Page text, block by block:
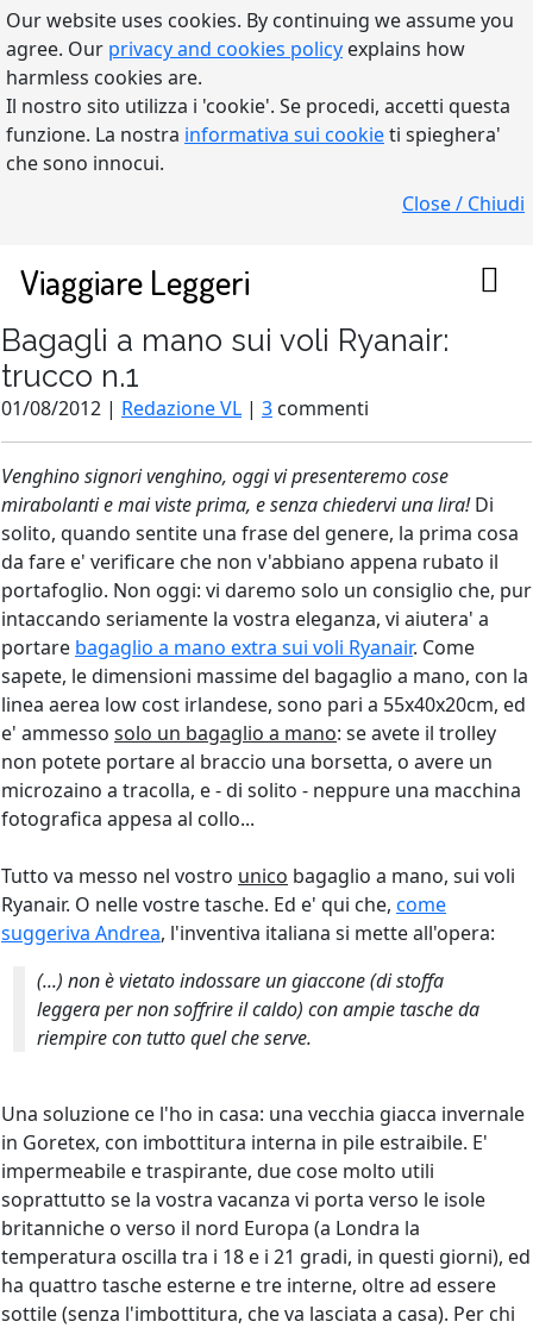
Our website uses cookies. By continuing we assume you
agree. Our privacy and cookies policy explains how
harmless cookies are.
Il nostro sito utilizza i 'cookie'. Se procedi, accetti questa
funzione. La nostra informativa sui cookieti spieghera'
che sono innocui.
Close / Chiudi
Viaggiare Leggeri
Bagagli a mano sui voli Ryanair:
trucco n.1
01/08/2012 | Redazione VL | 3 commenti
Venghino signori venghino, oggi vi presenteremo cose
mirabolanti e mai viste prima, e senza chiedervi una lira!Di
solito, quando sentite una frase del genere, la prima cosa
da fare e' verificare che non v'abbiano appena rubato il
portafoglio. Non oggi: vi daremo solo un consiglio che, pur
intaccando seriamente la vostra eleganza, vi aiutera' a
portare bagaglio a mano extra sui voli Ryanair. Come
sapete, le dimensioni massime del bagaglio a mano, con la
linea aerea low cost irlandese, sono pari a 55x40x20cm, ed
e' ammesso solo un bagaglio a mano: se avete il trolley
non potete portare al braccio una borsetta, o avere un
microzaino a tracolla, e - di solito - neppure una macchina
fotografica appesa al collo...
Tutto va messo nel vostro unico bagaglio a mano, sui voli
Ryanair. O nelle vostre tasche. Ed e' qui che, come
suggeriva Andrea, l'inventiva italiana si mette all'opera:
(...) non è vietato indossare un giaccone (di stoffa
leggera per non soffrire il caldo) con ampie tasche da
riempire con tutto quel che serve.
Una soluzione ce l'ho in casa: una vecchia giacca invernale
in Goretex, con imbottitura interna in pile estraibile. E'
impermeabile e traspirante, due cose molto utili
soprattutto se la vostra vacanza vi porta verso le isole
britanniche o verso il nord Europa (a Londra la
temperatura oscilla tra i 18 e i 21 gradi, in questi giorni), ed
ha quattro tasche esterne e tre interne, oltre ad essere
sottile (senza l'imbottitura, che va lasciata a casa). Per chi